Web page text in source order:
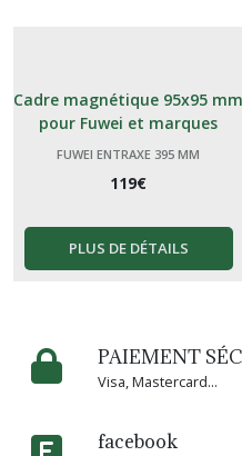
Cadre magnétique 95x95 mm
pour Fuwei et marques
génériques Chinoises 395
FUWEI ENTRAXE 395 MM
119€
PLUS DE DÉTAILS
PAIEMENT
Visa, Mastercard...
facebook